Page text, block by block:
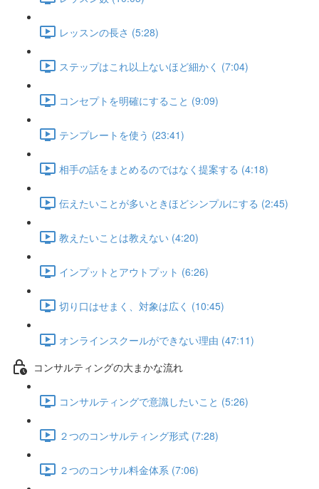
レッスンの長さ (5:28)
ステップはこれ以上ないほど細かく (7:04)
コンセプトを明確にすること (9:09)
テンプレートを使う (23:41)
相手の話をまとめるのではなく提案する (4:18)
伝えたいことが多いときほどシンプルにする (2:45)
教えたいことは教えない (4:20)
インプットとアウトプット (6:26)
切り口はせまく、対象は広く (10:45)
オンラインスクールができない理由 (47:11)
コンサルティングの大まかな流れ
コンサルティングで意識したいこと (5:26)
２つのコンサルティング形式 (7:28)
２つのコンサル料金体系 (7:06)